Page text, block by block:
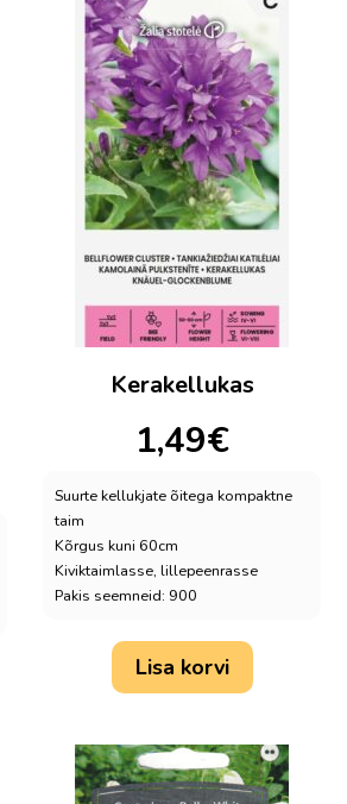
Kerakellukas
1,49€
Suurte kellukjate õitega kompaktne
taim
Kõrgus kuni 60cm
Kiviktaimlasse, lillepeenrasse
Pakis seemneid: 900
Lisa korvi